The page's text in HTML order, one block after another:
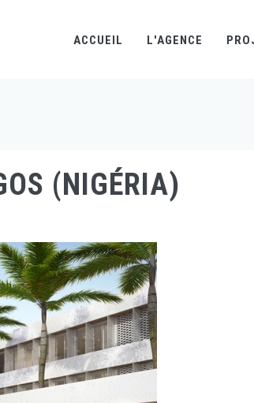
ACCUEIL L'AGENCE
(NIGÉRIA)